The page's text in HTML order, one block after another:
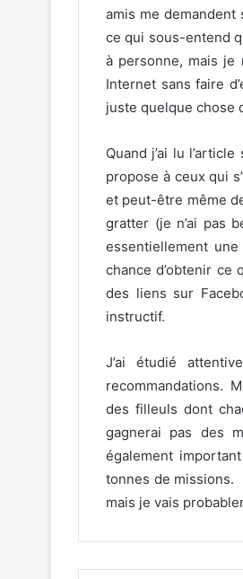
amis me
ce qui sous-entend
à personne, mais je
Internet sans faire
juste quelque chose
Quand j’ai lu l’article
propose à ceux qui
et peut-être même
gratter (je n’ai pas
essentiellement
chance d’obtenir ce
des liens sur
instructif.
J’ai étudié
recommandations.
des filleuls dont
gagnerai pas des
également
tonnes de missions.
mais je vais